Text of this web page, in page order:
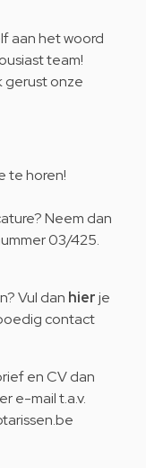
aan het woord
team!
gerust onze
te horen!
Neem dan
03/425.
Vul dan hierje
contact
en CV dan
e-mail t.a.v.